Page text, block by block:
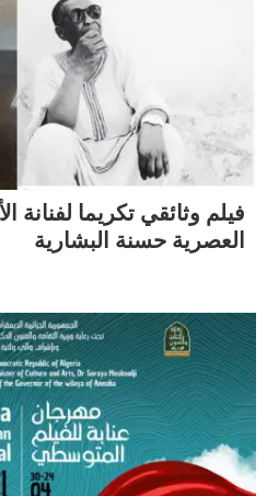
فيلم وثائقي تكريما لفنانة
العصرية حسنة البشارية